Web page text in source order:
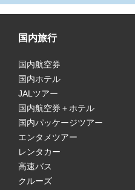
国内旅行
国内航空券
国内ホテル
JALツアー
国内航空券＋ホテル
国内パッケージツアー
エンタメツアー
レンタカー
高速バス
クルーズ